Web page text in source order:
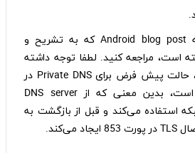
برای اطلاعات بیشتر به Android blog post که به تشریح و
است، مراجعه کنید. لطفا توجه داشته
باشیدکه در Android P، حالت پیش فرض برای Private DNS در
وضعیت “Automatic” است، بدین معنی که از DNS server
می‌کند و قبل از بازگشت به